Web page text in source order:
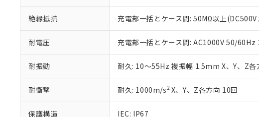
絶縁抵抗 充電部一括とケース間: 50MΩ以上(DC500V
耐電圧 充電部一括とケース間: AC1000V 50/
耐振動 耐久: 10～55Hz 複振幅 1.5mm X、Y、Z各
耐衝撃 耐久: 1000m/s2X、Y、Z各方向 10回
保護構造
IEC: IP67
混在することから備考欄に対
既に当社にて対応品への在
り割愛しております。